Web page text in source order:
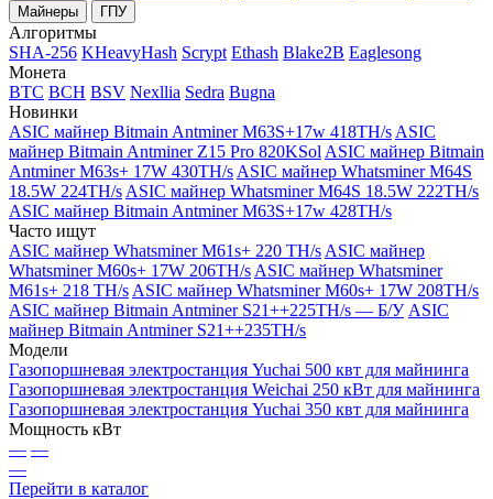
Майнеры ГПУ
Алгоритмы
SHA-256 KHeavyHash Scrypt Ethash Blake2B Eaglesong
Монета
BTC BCH BSV Nexllia Sedra Bugna
Новинки
ASIC майнер Bitmain Antminer M63S+17w 418TH/s ASIC
майнер Bitmain Antminer Z15 Pro 820KSol ASIC майнер Bitmain
Antminer M63s+ 17W 430TH/s ASIC майнер Whatsminer M64S
18.5W 224TH/s ASIC майнер Whatsminer M64S 18.5W 222TH/s
ASIC майнер Bitmain Antminer M63S+17w 428TH/s
Часто ищут
ASIC майнер Whatsminer M61s+ 220 TH/s ASIC майнер
Whatsminer M60s+ 17W 206TH/s ASIC майнер Whatsminer
M61s+ 218 TH/s ASIC майнер Whatsminer M60s+ 17W 208TH/s
ASIC майнер Bitmain Antminer S21++225TH/s — Б/У ASIC
майнер Bitmain Antminer S21++235TH/s
Модели
Газопоршневая электростанция Yuchai 500 квт для майнинга
Газопоршневая электростанция Weichai 250 кВт для майнинга
Газопоршневая электростанция Yuchai 350 квт для майнинга
Мощность кВт
— —
—
Перейти в каталог